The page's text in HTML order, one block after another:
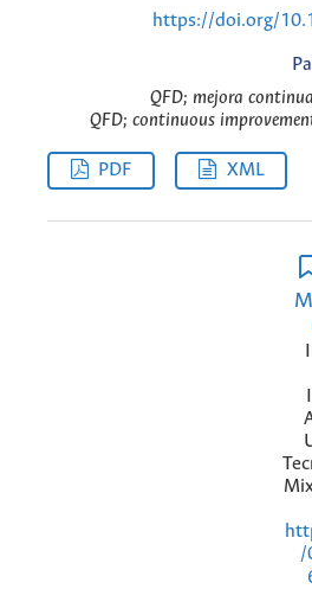
https://doi.org/
QFD; mejora
QFD; continuous
PDF XML
/